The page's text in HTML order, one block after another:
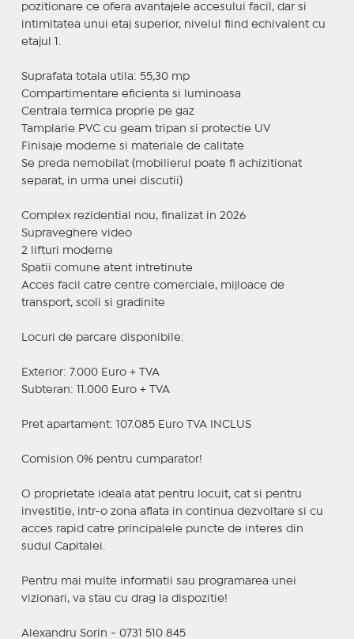
pozitionare ce ofera avantajele accesului facil, dar si
intimitatea unui etaj superior, nivelul fiind echivalent cu
etajul 1.
Suprafata totala utila: 55,30 mp
Compartimentare eficienta si luminoasa
Centrala termica proprie pe gaz
Tamplarie PVC cu geam tripan si protectie UV
Finisaje moderne si materiale de calitate
Se preda nemobilat (mobilierul poate fi achizitionat
separat, in urma unei discutii)
Complex rezidential nou, finalizat in 2026
Supraveghere video
2 lifturi moderne
Spatii comune atent intretinute
Acces facil catre centre comerciale, mijloace de
transport, scoli si gradinite
Locuri de parcare disponibile:
Exterior: 7.000 Euro + TVA
Subteran: 11.000 Euro + TVA
Pret apartament: 107.085 Euro TVA INCLUS
Comision 0% pentru cumparator!
O proprietate ideala atat pentru locuit, cat si pentru
investitie, intr-o zona aflata in continua dezvoltare si cu
acces rapid catre principalele puncte de interes din
sudul Capitalei.
Pentru mai multe informatii sau programarea unei
vizionari, va stau cu drag la dispozitie!
Alexandru Sorin - 0731 510 845